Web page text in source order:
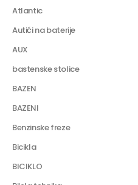
Atlantic
Autići na baterije
AUX
bastenske stolice
BAZEN
BAZENI
Benzinske freze
Bicikla
BICIKLO